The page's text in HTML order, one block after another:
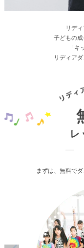
リデ
子どもの成
「キ
リディア
まずは、無料で